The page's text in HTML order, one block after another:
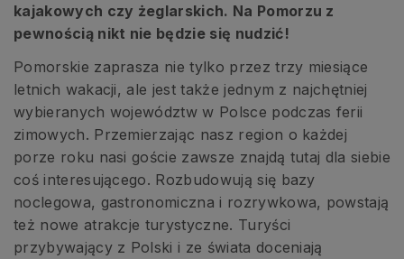
kajakowych czy żeglarskich. Na Pomorzu z
pewnością nikt nie będzie się nudzić!
Pomorskie zaprasza nie tylko przez trzy miesiące
letnich wakacji, ale jest także jednym z najchętniej
wybieranych województw w Polsce podczas ferii
zimowych. Przemierzając nasz region o każdej
porze roku nasi goście zawsze znajdą tutaj dla siebie
coś interesującego. Rozbudowują się bazy
noclegowa, gastronomiczna i rozrywkowa, powstają
też nowe atrakcje turystyczne. Turyści
przybywający z Polski i ze świata doceniają